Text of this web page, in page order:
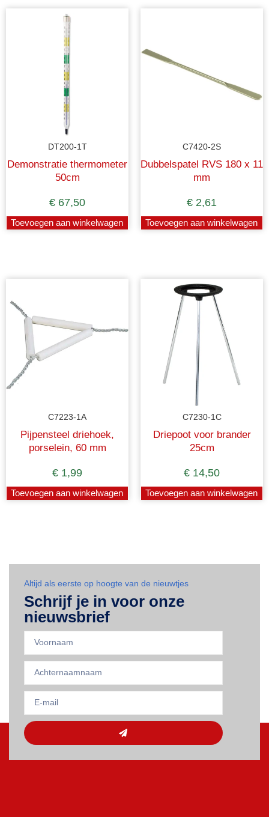
DT200-1T
Demonstratie thermometer
50cm
€ 67,50
Toevoegen aan winkelwagen
C7420-2S
Dubbelspatel RVS 180 x 11
mm
€ 2,61
Toevoegen aan winkelwagen
C7223-1A
Pijpensteel driehoek,
porselein, 60 mm
€ 1,99
Toevoegen aan winkelwagen
C7230-1C
Driepoot voor brander
25cm
€ 14,50
Toevoegen aan winkelwagen
Altijd als eerste op hoogte van de nieuwtjes
Schrijf je in voor onze
nieuwsbrief